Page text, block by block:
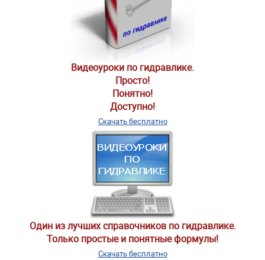
Видеоуроки по гидравлике.
Просто!
Понятно!
Доступно!
Скачать бесплатно
Один из лучших справочников по гидравлике.
Только простые и понятные формулы!
Скачать бесплатно